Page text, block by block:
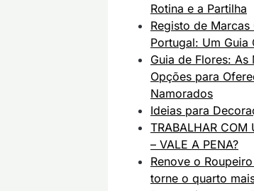
Rotina e a Partilha
Registo de Marcas
Portugal: Um Guia
Guia de Flores: As
Opções para
Namorados
Ideias para
TRABALHAR COM
– VALE A PENA?
Renove o
torne o quarto